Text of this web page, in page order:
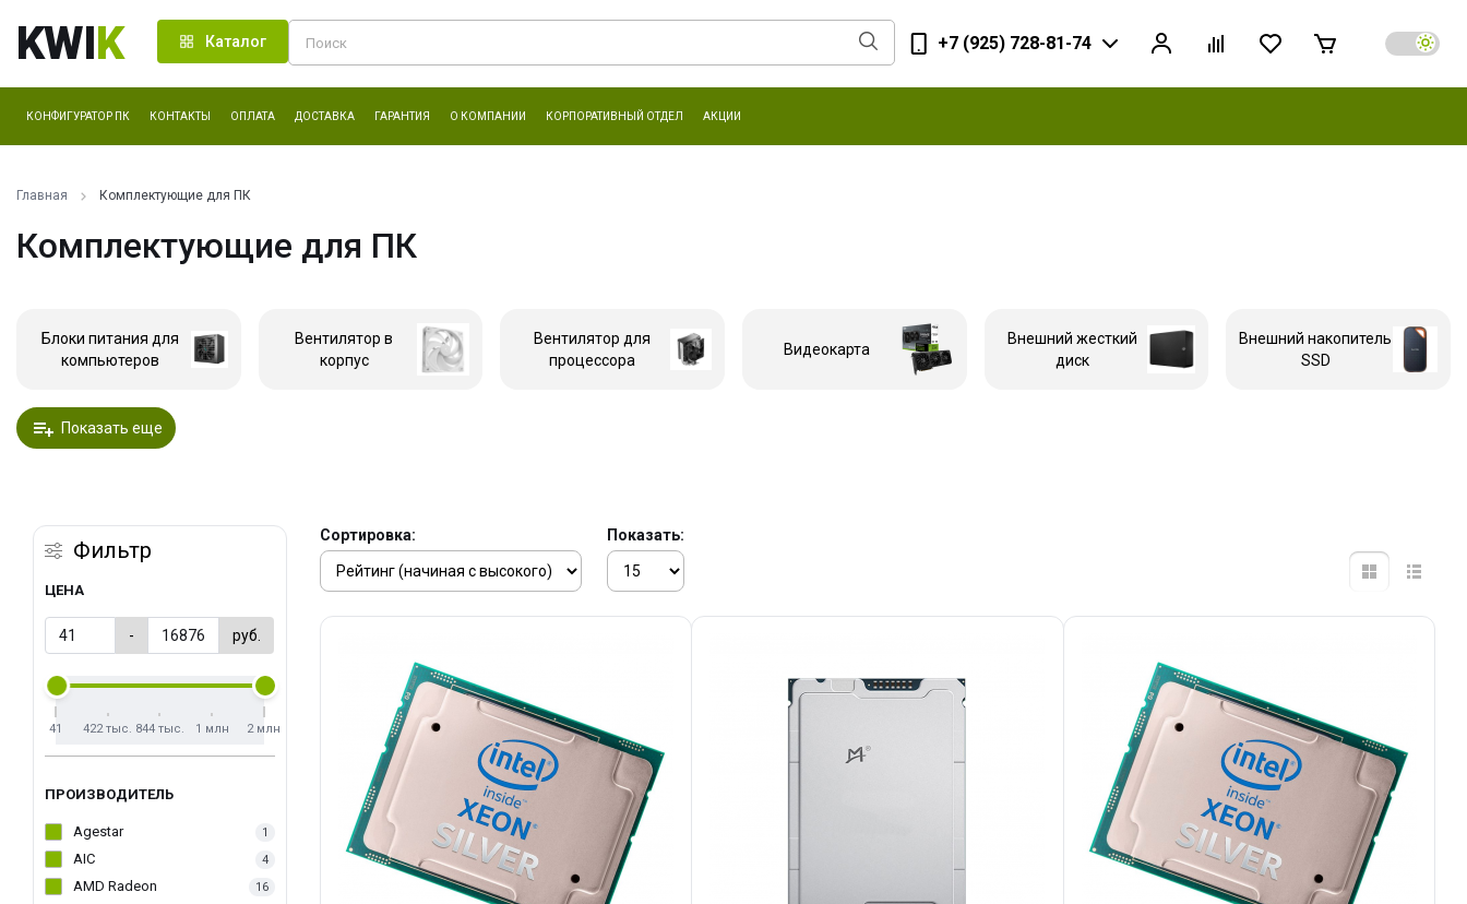
KWIK Каталог +7 (925) 728-81-74
КОНФИГУРАТОР ПК КОНТАКТЫ ОПЛАТА ДОСТАВКА ГАРАНТИЯ О КОМПАНИИ КОРПОРАТИВНЫЙ ОТДЕЛ АКЦИИ
Главная Комплектующие для ПК
Комплектующие для ПК
Блоки питания для
компьютеров
Вентилятор в
корпус
Вентилятор для
процессора
Видеокарта
Внешний жесткий
диск
Внешний накопитель
SSD
Показать еще
Фильтр
ЦЕНА
- руб.
41 422 тыс. 844 тыс. 1 млн 2 млн
ПРОИЗВОДИТЕЛЬ
Agestar 1
AIC 4
AMD Radeon 16
Сортировка: Показать: